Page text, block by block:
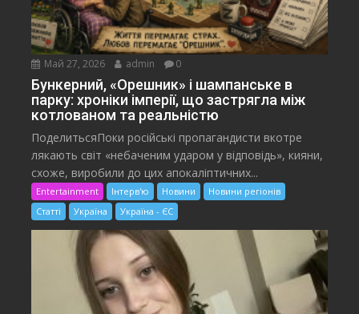
Май 27, 2026 admin 0
Бункерний, «Орешник» і шампанське в
парку: хроніки імперії, що застрягла між
котлованом та реальністю
ПоделитьсяПоки російські пропагандисти вкотре
лякають світ «небаченим ударом у відповідь», кияни,
схоже, виробили до цих апокаліптичних...
Entertainment Інтерв'ю Новини
Новини регіонів
Статті
Україна Україна - ЄС